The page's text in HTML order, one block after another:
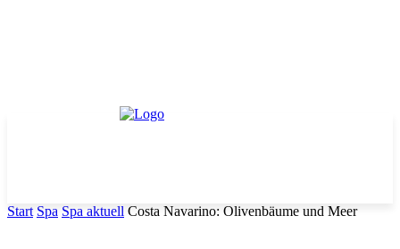
Start Spa Spa aktuell Costa Navarino: Olivenbäume und Meer